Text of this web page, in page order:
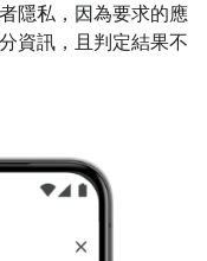
隱私，因為要求的應
資訊，且判定結果不